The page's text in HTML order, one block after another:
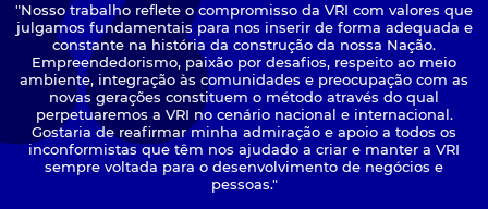
"Nosso trabalho reflete o compromisso da VRI com valores que
julgamos fundamentais para nos inserir de forma adequada e
constante na história da construção da nossa Nação.
Empreendedorismo, paixão por desafios, respeito ao meio
ambiente, integração às comunidades e preocupação com as
novas gerações constituem o método através do qual
perpetuaremos a VRI no cenário nacional e internacional.
Gostaria de reafirmar minha admiração e apoio a todos os
inconformistas que têm nos ajudado a criar e manter a VRI
sempre voltada para o desenvolvimento de negócios e
pessoas."